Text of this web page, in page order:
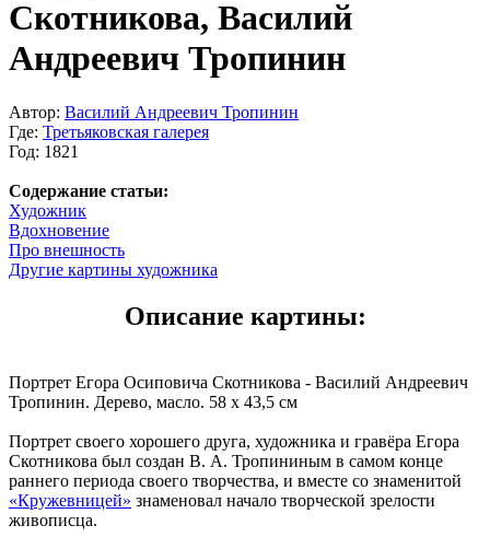
Скотникова, Василий
Андреевич Тропинин
Автор: Василий Андреевич Тропинин
Где: Третьяковская галерея
Год: 1821
Содержание статьи:
Художник
Вдохновение
Про внешность
Другие картины художника
Описание картины:
Портрет Егора Осиповича Скотникова - Василий Андреевич
Тропинин. Дерево, масло. 58 x 43,5 см
Портрет своего хорошего друга, художника и гравёра Егора
Скотникова был создан В. А. Тропининым в самом конце
раннего периода своего творчества, и вместе со знаменитой
«Кружевницей» знаменовал начало творческой зрелости
живописца.